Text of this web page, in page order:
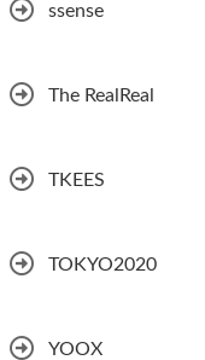
ssense
The RealReal
TKEES
TOKYO2020
YOOX